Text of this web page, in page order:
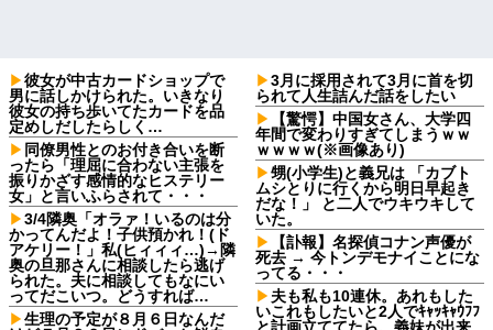
彼女が中古カードショップで
男に話しかけられた。いきなり
彼女の持ち歩いてたカードを品
定めしだしたらしく…
同僚男性とのお付き合いを断
ったら「理屈に合わない主張を
振りかざす感情的なヒステリー
女」と言いふらされて・・・
3/4隣奥「オラァ！いるのは分
かってんだよ！子供預かれ！(ド
アケリー！」私(ヒィィィ…)→隣
奥の旦那さんに相談したら逃げ
られた。夫に相談してもなにい
ってだこいつ。どうすれば…
生理の予定が８月６日なんだ
3月に採用されて3月に首を切
られて人生詰んだ話をしたい
【驚愕】中国女さん、大学四
年間で変わりすぎてしまうｗｗ
ｗｗｗｗ(※画像あり)
甥(小学生)と義兄は 「カブト
ムシとりに行くから明日早起き
だな！」 と二人でウキウキして
いた。
【訃報】名探偵コナン声優が
死去 → 今トンデモナイことにな
ってる・・・
夫も私も10連休。あれもした
いこれもしたいと2人でｷｬｯｷｬｳﾌﾌ